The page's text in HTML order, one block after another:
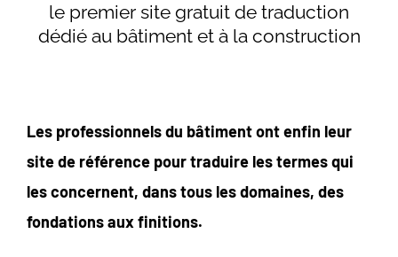
le premier site gratuit de traduction
dédié au bâtiment et à la construction
Les professionnels du bâtiment ont enfin leur
site de référence pour traduire les termes qui
les concernent, dans tous les domaines, des
fondations aux finitions.